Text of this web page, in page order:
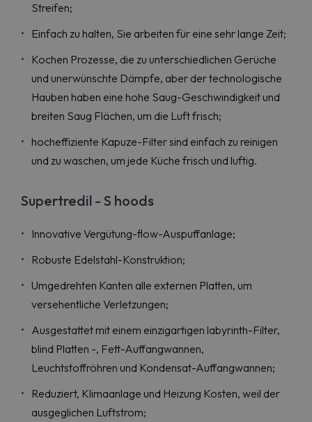
Streifen;
Einfach zu halten, Sie arbeiten für eine sehr lange Zeit;
Kochen Prozesse, die zu unterschiedlichen Gerüche
und unerwünschte Dämpfe, aber der technologische
Hauben haben eine hohe Saug-Geschwindigkeit und
breiten Saug Flächen, um die Luft frisch;
hocheffiziente Kapuze-Filter sind einfach zu reinigen
und zu waschen, um jede Küche frisch und luftig.
Supertredil - S hoods
Innovative Vergütung-flow-Auspuffanlage;
Robuste Edelstahl-Konstruktion;
Umgedrehten Kanten alle externen Platten, um
versehentliche Verletzungen;
Ausgestattet mit einem einzigartigen labyrinth-Filter,
blind Platten -, Fett-Auffangwannen,
Leuchtstoffröhren und Kondensat-Auffangwannen;
Reduziert, Klimaanlage und Heizung Kosten, weil der
ausgeglichen Luftstrom;